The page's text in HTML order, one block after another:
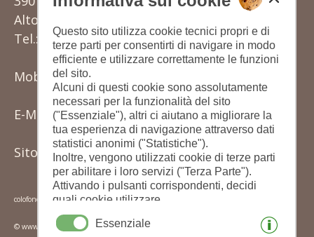
Questo sito utilizza cookie tecnici propri e di
terze parti per consentirti di navigare in modo
efficiente e utilizzare correttamente le funzioni
del sito.
Alcuni di questi cookie sono assolutamente
necessari per la funzionalità del sito
("Essenziale"), altri ci aiutano a migliorare la
tua esperienza di navigazione attraverso dati
statistici anonimi ("Statistiche").
Inoltre, vengono utilizzati cookie di terze parti
per abilitare i loro servizi ("Terza Parte").
Attivando i pulsanti corrispondenti, decidi
quali cookie utilizzare.
Cliccando su "Accetta tutto", "Salva
selezione" o "Rifiuta selezione", dichiari di
Essenziale
Alto Adige - Italia
Tel.: (+39) 0473 220177
Mobil: (+39) 342 3501149
E-Mail:knoll.karin@rolmail.net
Sito web:www.sonnengarten.it
colofone privacy cookies | stampa questa pagina
© www.drescher.it - Webdesign in Alto Adige